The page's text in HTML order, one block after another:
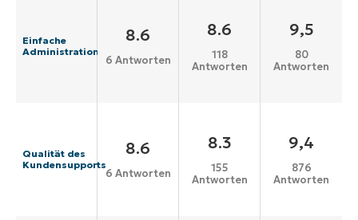
Einfache
Administration
8.6
6 Antworten
8.6
118
Antworten
9,5
80
Antworten
Qualität des
Kundensupports
8.6
6 Antworten
8.3
155
Antworten
9,4
876
Antworten